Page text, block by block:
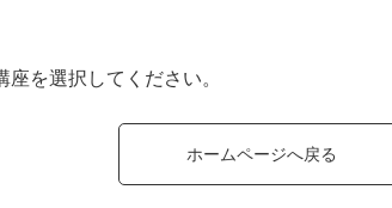
を選択してください。
ホームページへ戻る